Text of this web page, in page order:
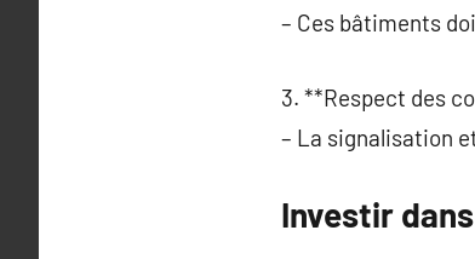
– Ces bâtiments
3. **Respect des
– La signalisation
Investir